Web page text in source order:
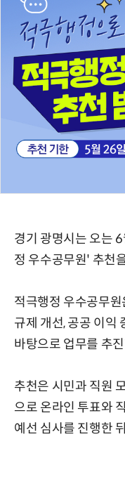
경기 광명시는 오는
정 우수공무원' 추천
적극행정 우수공무
규제 개선, 공공 이익
바탕으로 업무를 추
추천은 시민과 직원
으로 온라인 투표와
예선 심사를 진행한